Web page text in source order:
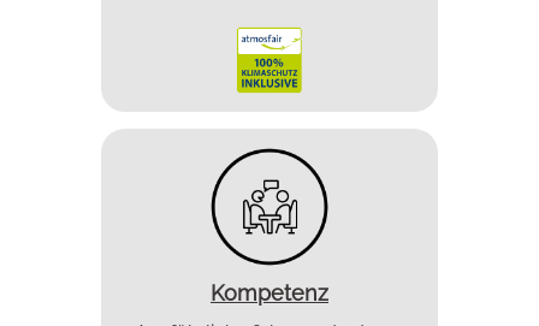
Kompetenz